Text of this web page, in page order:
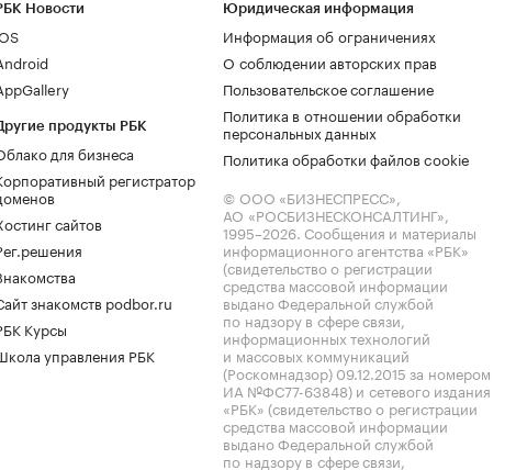
Новости
продукты РБК
для бизнеса
регистратор
сайтов
знакомств podbor.ru
Курсы
управления РБК
Юридическая информация
Информация об ограничениях
О соблюдении авторских прав
Пользовательское соглашение
Политика в отношении обработки
персональных данных
Политика обработки файлов cookie
© ООО «БИЗНЕСПРЕСС»,
АО «РОСБИЗНЕСКОНСАЛТИНГ»,
1995–2026. Сообщения и материалы
информационного агентства «РБК»
(свидетельство о регистрации
средства массовой информации
выдано Федеральной службой
по надзору в сфере связи,
информационных технологий
и массовых коммуникаций
(Роскомнадзор) 09.12.2015 за номером
ИА №ФС77-63848) и сетевого издания
«РБК» (свидетельство о регистрации
средства массовой информации
выдано Федеральной службой
по надзору в сфере связи,